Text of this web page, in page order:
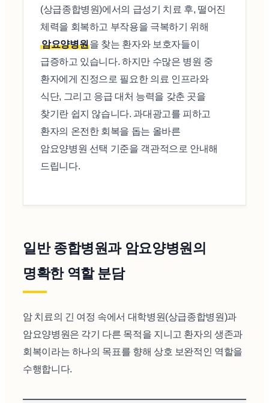
(상급종합병원)에서의 급성기 치료 후, 떨어진
체력을 회복하고 부작용을 극복하기 위해
암요양병원을 찾는 환자와 보호자들이
급증하고 있습니다. 하지만 수많은 병원 중
환자에게 진정으로 필요한 의료 인프라와
식단, 그리고 응급 대처 능력을 갖춘 곳을
찾기란 쉽지 않습니다. 과대광고를 피하고
환자의 온전한 회복을 돕는 올바른
암요양병원 선택 기준을 객관적으로 안내해
드립니다.
일반 종합병원과 암요양병원의
명확한 역할 분담
암 치료의 긴 여정 속에서 대학병원(상급종합병원)과
암요양병원은 각기 다른 목적을 지니고 환자의 생존과
회복이라는 하나의 목표를 향해 상호 보완적인 역할을
수행합니다.